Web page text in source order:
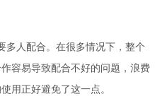
多人配合。在很多情况下，整个
容易导致配合不好的问题，浪费
用正好避免了这一点。